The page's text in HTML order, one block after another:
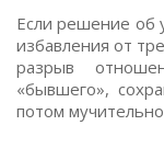
Если решение об
избавления от
разрыв
«бывшего»,
потом